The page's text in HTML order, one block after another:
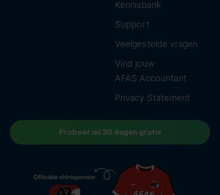
Kennisbank
Support
Veelgestelde vragen
Vind jouw
AFAS Accountant
Privacy Statement
Probeer nu 30 dagen gratis